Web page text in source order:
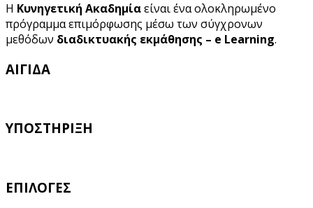
Η Κυνηγετική Ακαδημίαείναι ένα ολοκληρωμένο
πρόγραμμα επιμόρφωσης μέσω των σύγχρονων
μεθόδων διαδικτυακής εκμάθησης – e Learning.
ΑΙΓΙΔΑ
ΥΠΟΣΤΗΡΙΞΗ
ΕΠΙΛΟΓΕΣ